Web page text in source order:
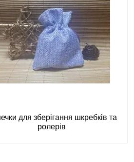
для зберігання шкребків та
ролерів